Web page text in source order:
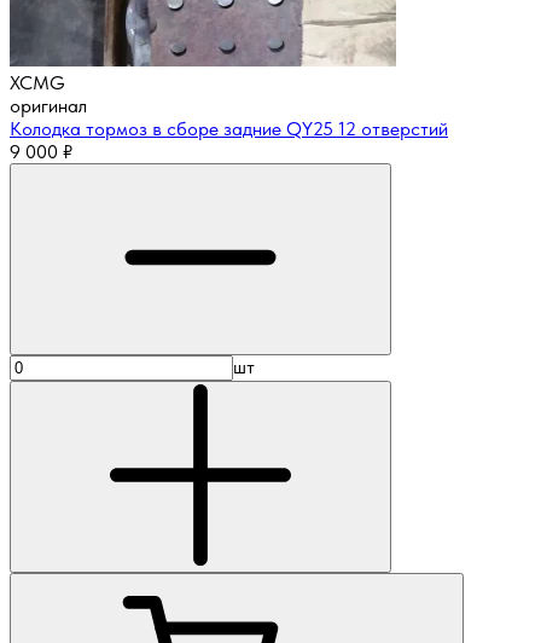
XCMG
оригинал
Колодка тормоз в сборе задние QY25 12 отверстий
9 000 ₽
шт